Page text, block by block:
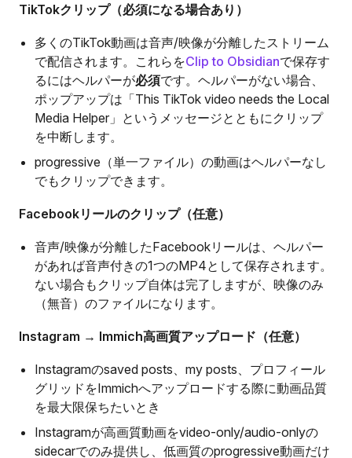
TikTokクリップ（必須になる場合あり）
多くのTikTok動画は音声/映像が分離したストリーム
で配信されます。これらをClip to Obsidianで保存す
るにはヘルパーが必須です。ヘルパーがない場合、
ポップアップは「This TikTok video needs the Local
Media Helper」というメッセージとともにクリップ
を中断します。
progressive（単一ファイル）の動画はヘルパーなし
でもクリップできます。
Facebookリールのクリップ（任意）
音声/映像が分離したFacebookリールは、ヘルパー
があれば音声付きの1つのMP4として保存されます。
ない場合もクリップ自体は完了しますが、映像のみ
（無音）のファイルになります。
Instagram → Immich高画質アップロード（任意）
Instagramのsaved posts、my posts、プロフィール
グリッドをImmichへアップロードする際に動画品質
を最大限保ちたいとき
Instagramが高画質動画をvideo-only/audio-onlyの
sidecarでのみ提供し、低画質のprogressive動画だけ